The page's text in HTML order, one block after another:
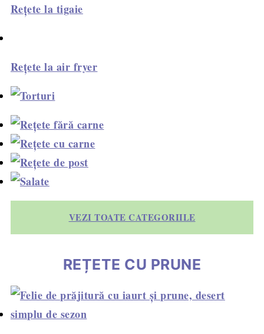
Rețete la tigaie
Rețete la air fryer
VEZI TOATE CATEGORIILE
REȚETE CU PRUNE